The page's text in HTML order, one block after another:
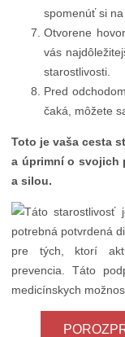
spomenúť si na
Otvorene
vás
starostlivosti.
Pred
čaká, môžete
Toto je vaša cesta
a úprimní o svojich
a silou.